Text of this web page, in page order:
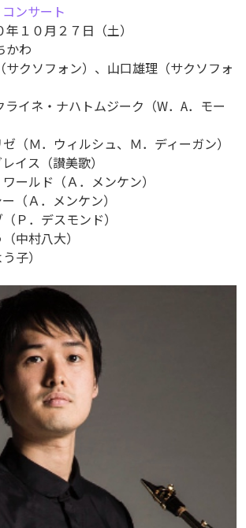
ンサート
１０月２７日（土）
かわ
サクソフォン）、山口雄理（サクソフォ
ライネ・ナハトムジーク（W．A．モー
（Ｍ．ウィルシュ、Ｍ．ディーガン）
イス（讃美歌）
ールド（Ａ．メンケン）
（Ａ．メンケン）
Ｐ．デスモンド）
中村八大）
子）